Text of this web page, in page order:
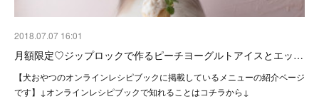
2018.07.07 16:01
月額限定♡ジップロックで作るピーチヨーグルトアイスとエッ…
【犬おやつのオンラインレシピブックに掲載しているメニューの紹介ページ
です】↓オンラインレシピブックで知れることはコチラから↓